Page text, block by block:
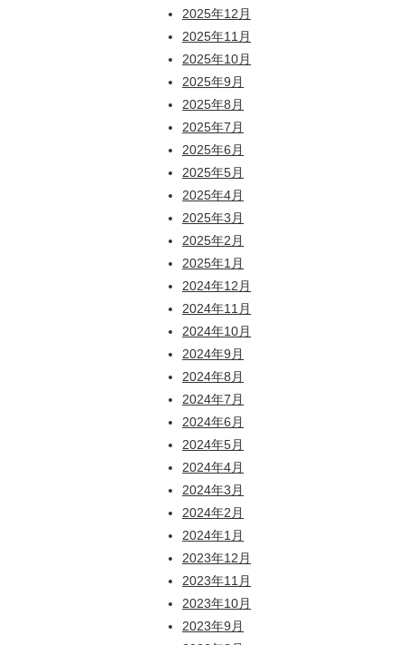
2025年12月
2025年11月
2025年10月
2025年9月
2025年8月
2025年7月
2025年6月
2025年5月
2025年4月
2025年3月
2025年2月
2025年1月
2024年12月
2024年11月
2024年10月
2024年9月
2024年8月
2024年7月
2024年6月
2024年5月
2024年4月
2024年3月
2024年2月
2024年1月
2023年12月
2023年11月
2023年10月
2023年9月